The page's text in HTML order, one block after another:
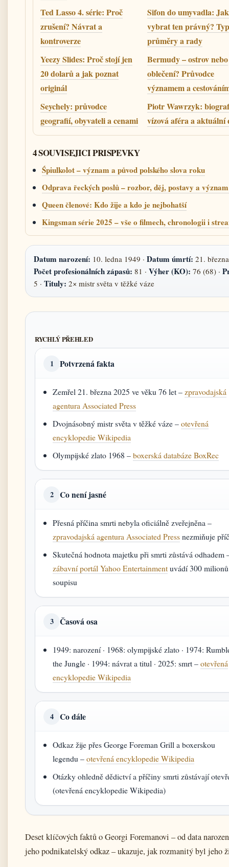
Ted Lasso 4. série: Proč
zrušení? Návrat a
kontroverze
Sifon do umyvadla: Jak
vybrat ten právný?
průměry a rady
Yeezy Slides: Proč stojí jen
20 dolarů a jak poznat
originál
Bermudy – ostrov nebo
oblečení? Průvodce
významem a
Seychely: průvodce
geografií, obyvateli a cenami
Piotr Wawrzyk:
vízová aféra a aktuální
4 SOUVISEJICI PRISPEVKY
Śpiulkolot – význam a původ polského slova roku
Odprava řeckých poslů – rozbor, děj, postavy a
Queen členové: Kdo žije a kdo je nejbohatší
Kingsman série 2025 – vše o filmech, chronologii i
Datum narození: 10. ledna 1949 · Datum úmrtí: 21.
Počet profesionálních zápasů: 81 · Výher (KO): 76 (68) ·
5 · Tituly: 2× mistr světa v těžké váze
RYCHLÝ PŘEHLED
1 Potvrzená fakta
Zemřel 21. března 2025 ve věku 76 let –zpravodajská
agentura Associated Press
Dvojnásobný mistr světa v těžké váze –otevřená
encyklopedie Wikipedia
Olympijské zlato 1968 –boxerská databáze BoxRec
2 Co není jasné
Přesná příčina smrti nebyla oficiálně zveřejněna –
zpravodajská agentura Associated Pressnezmiňuje
Skutečná hodnota majetku při smrti zůstává odhadem
zábavní portál Yahoo Entertainmentuvádí 300
soupisu
3 Časová osa
1949: narození · 1968: olympijské zlato · 1974:
the Jungle · 1994: návrat a titul · 2025: smrt –otevřená
encyklopedie Wikipedia
4 Co dále
Odkaz žije přes George Foreman Grill a boxerskou
legendu –otevřená encyklopedie Wikipedia
Otázky ohledně dědictví a příčiny smrti zůstávají
(otevřená encyklopedie Wikipedia)
Deset klíčových faktů o Georgi Foremanovi – od data
jeho podnikatelský odkaz – ukazuje, jak rozmanitý byl jeho